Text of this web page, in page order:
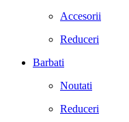
Accesorii
Reduceri
Barbati
Noutati
Reduceri